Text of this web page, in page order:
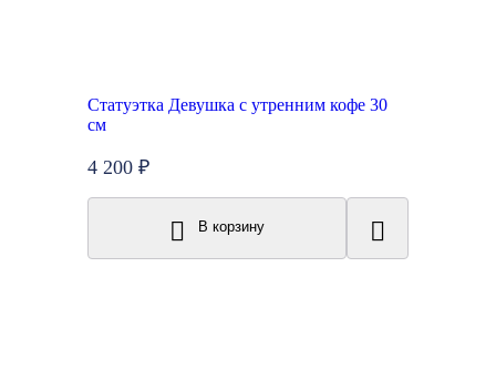
Статуэтка Девушка с утренним кофе 30
см
4 200 ₽
В корзину